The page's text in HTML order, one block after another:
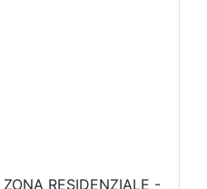
RESIDENZIALE -